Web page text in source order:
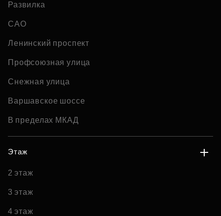
Развилка
САО
Ленинский проспект
Профсоюзная улица
Снежная улица
Варшавское шоссе
В пределах МКАД
Этаж
2 этаж
3 этаж
4 этаж